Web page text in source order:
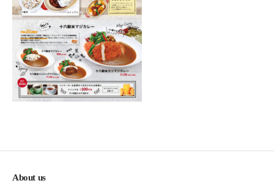
About us